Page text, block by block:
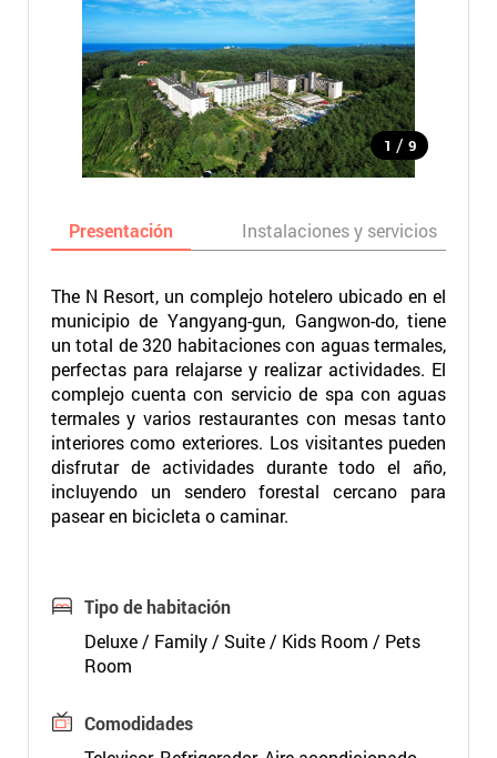
1 / 9
Presentación Instalaciones y servicios
The N Resort, un complejo hotelero ubicado en el
municipio de Yangyang-gun, Gangwon-do, tiene
un total de 320 habitaciones con aguas termales,
perfectas para relajarse y realizar actividades. El
complejo cuenta con servicio de spa con aguas
termales y varios restaurantes con mesas tanto
interiores como exteriores. Los visitantes pueden
disfrutar de actividades durante todo el año,
incluyendo un sendero forestal cercano para
pasear en bicicleta o caminar.
Tipo de habitación
Deluxe / Family / Suite / Kids Room / Pets
Room
Comodidades